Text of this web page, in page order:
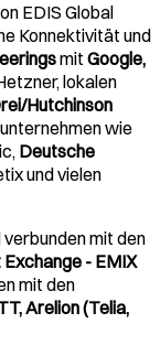
EDIS Global
Konnektivität und
mit Google,
lokalen
Hutchinson
wie
Deutsche
und vielen
verbunden mit den
- EMIX
mit den
Arelion (Telia,